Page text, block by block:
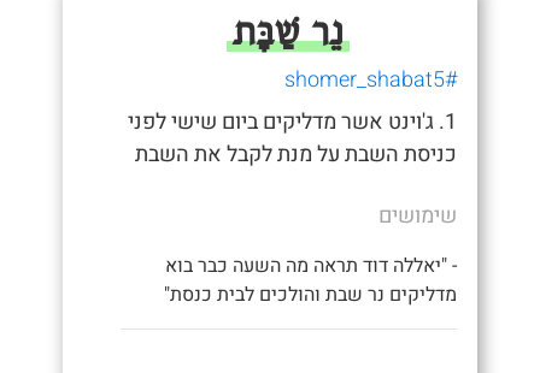
נֵר שַׁבָּת
#shomer_shabat5
1. ג'וינט אשר מדליקים ביום שישי לפני
כניסת השבת על מנת לקבל את השבת
שימושים
- "יאללה דוד תראה מה השעה כבר בוא
מדליקים נר שבת והולכים לבית כנסת"